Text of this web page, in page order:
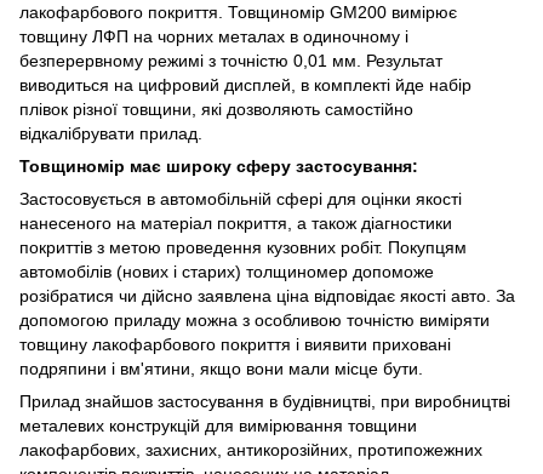
лакофарбового покриття. Товщиномір GM200 вимірює
товщину ЛФП на чорних металах в одиночному і
безперервному режимі з точністю 0,01 мм. Результат
виводиться на цифровий дисплей, в комплекті йде набір
плівок різної товщини, які дозволяють самостійно
відкалібрувати прилад.
Товщиномір має широку сферу застосування:
Застосовується в автомобільній сфері для оцінки якості
нанесеного на матеріал покриття, а також діагностики
покриттів з метою проведення кузовних робіт. Покупцям
автомобілів (нових і старих) толщиномер допоможе
розібратися чи дійсно заявлена ​​ціна відповідає якості авто. За
допомогою приладу можна з особливою точністю виміряти
товщину лакофарбового покриття і виявити приховані
подряпини і вм'ятини, якщо вони мали місце бути.
Прилад знайшов застосування в будівництві, при виробництві
металевих конструкцій для вимірювання товщини
лакофарбових, захисних, антикорозійних, протипожежних